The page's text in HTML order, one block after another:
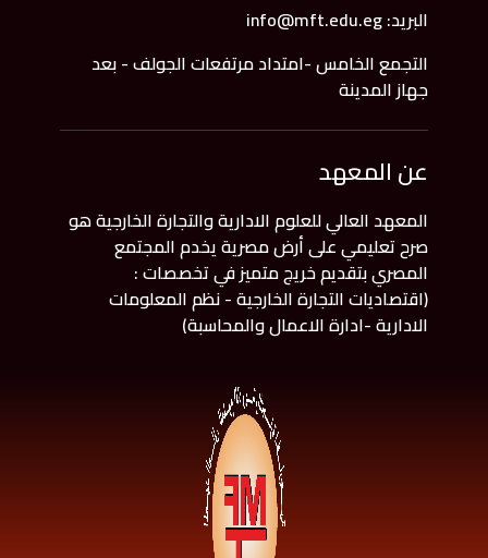
البريد: info@mft.edu.eg
التجمع الخامس -امتداد مرتفعات الجولف - بعد
جهاز المدينة
عن المعهد
المعهد العالي للعلوم الادارية والتجارة الخارجية هو
صرح تعليمي على أرض مصرية يخدم المجتمع
المصري بتقديم خريج متميز في تخصصات :
(اقتصاديات التجارة الخارجية - نظم المعلومات
الادارية -ادارة الاعمال والمحاسبة)